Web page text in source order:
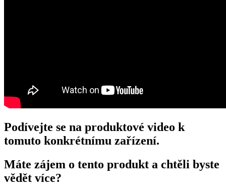
Podívejte se na produktové video k
tomuto konkrétnímu zařízení.
Máte zájem o tento produkt a chtěli byste
vědět více?